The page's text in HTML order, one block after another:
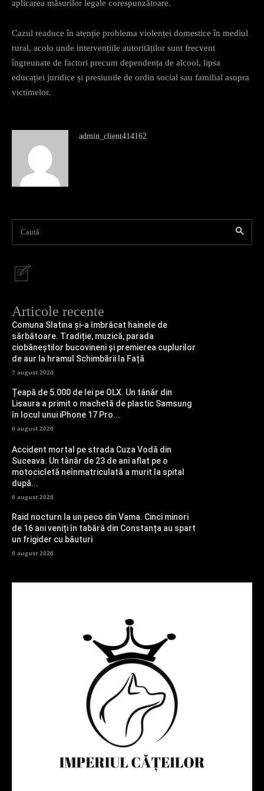
aplicarea măsurilor legale corespunzătoare.
Cazul readuce în atenție problema violenței domestice în mediul
rural, acolo unde intervențiile autorităților sunt frecvent
îngreunate de factori precum dependența de alcool, lipsa
educației juridice și presiunile de ordin social sau familial asupra
victimelor.
admin_client414162
Caută
Articole recente
Comuna Slatina și-a îmbrăcat hainele de
sărbătoare. Tradiție, muzică, parada
ciobăneștilor bucovineni și premierea cuplurilor
de aur la hramul Schimbării la Față
7 august 2026
Țeapă de 5.000 de lei pe OLX. Un tânăr din
Lisaura a primit o machetă de plastic Samsung
în locul unui iPhone 17 Pro...
6 august 2026
Accident mortal pe strada Cuza Vodă din
Suceava. Un tânăr de 23 de ani aflat pe o
motocicletă neînmatriculată a murit la spital
după...
6 august 2026
Raid nocturn la un peco din Vama. Cinci minori
de 16 ani veniți în tabără din Constanța au spart
un frigider cu băuturi
6 august 2026